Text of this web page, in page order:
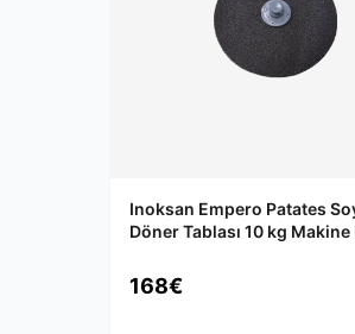
Inoksan Empero Patates
Döner Tablası 10 kg
168€